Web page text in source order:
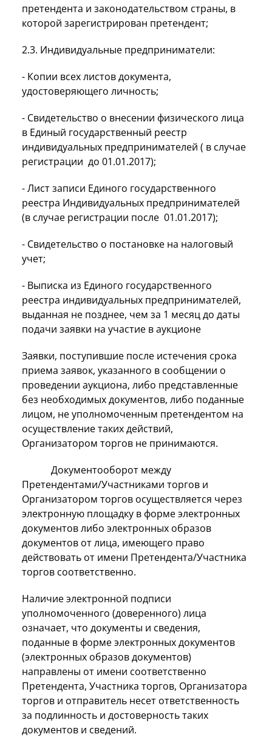
претендента и законодательством страны, в
которой зарегистрирован претендент;
2.3. Индивидуальные предприниматели:
- Копии всех листов документа,
удостоверяющего личность;
- Свидетельство о внесении физического лица
в Единый государственный реестр
индивидуальных предпринимателей ( в случае
регистрации до 01.01.2017);
- Лист записи Единого государственного
реестра Индивидуальных предпринимателей
(в случае регистрации после 01.01.2017);
- Свидетельство о постановке на налоговый
учет;
- Выписка из Единого государственного
реестра индивидуальных предпринимателей,
выданная не позднее, чем за 1 месяц до даты
подачи заявки на участие в аукционе
Заявки, поступившие после истечения срока
приема заявок, указанного в сообщении о
проведении аукциона, либо представленные
без необходимых документов, либо поданные
лицом, не уполномоченным претендентом на
осуществление таких действий,
Организатором торгов не принимаются.
Документооборот между
Претендентами/Участниками торгов и
Организатором торгов осуществляется через
электронную площадку в форме электронных
документов либо электронных образов
документов от лица, имеющего право
действовать от имени Претендента/Участника
торгов соответственно.
Наличие электронной подписи
уполномоченного (доверенного) лица
означает, что документы и сведения,
поданные в форме электронных документов
(электронных образов документов)
направлены от имени соответственно
Претендента, Участника торгов, Организатора
торгов и отправитель несет ответственность
за подлинность и достоверность таких
документов и сведений.